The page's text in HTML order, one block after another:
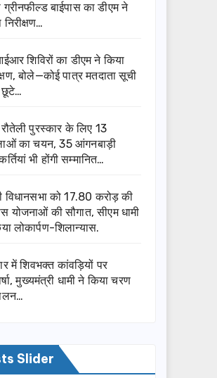
ग्रीनफील्ड बाईपास का डीएम ने
निरीक्षण…
शिविरों का डीएम ने किया
बोले—कोई पात्र मतदाता सूची
पुरस्कार के लिए 13
का चयन, 35 आंगनबाड़ी
भी होंगी सम्मानित…
विधानसभा को 17.80 करोड़ की
योजनाओं की सौगात, सीएम धामी
लोकार्पण-शिलान्यास.
में शिवभक्त कांवड़ियों पर
मुख्यमंत्री धामी ने किया चरण
Slider